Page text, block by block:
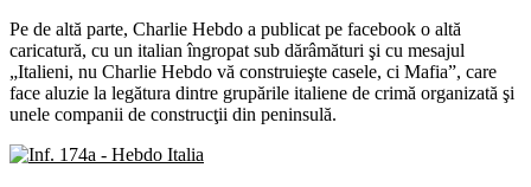
Pe de altă parte, Charlie Hebdo a publicat pe facebook o altă
caricatură, cu un italian îngropat sub dărâmături şi cu mesajul
„Italieni, nu Charlie Hebdo vă construieşte casele, ci Mafia”, care
face aluzie la legătura dintre grupările italiene de crimă organizată şi
unele companii de construcţii din peninsulă.